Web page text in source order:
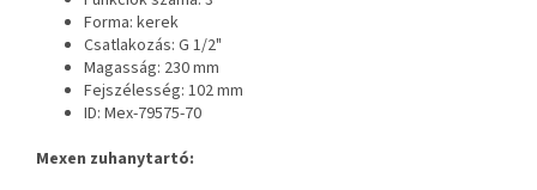
Forma: kerek
Csatlakozás: G 1/2"
Magasság: 230 mm
Fejszélesség: 102 mm
ID: Mex-79575-70
Mexen zuhanytartó: